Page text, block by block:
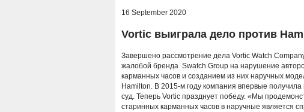
16 September 2020
Vortic выиграла дело против
Завершено рассмотрение дела Vortic Watch
жалобой бренда Swatch Group на нарушение
карманных часов и созданием из них наручных
Hamilton. В 2015-м году компания впервые
суд. Теперь Vortic празднует победу. «Мы
старинных карманных часов в наручные является